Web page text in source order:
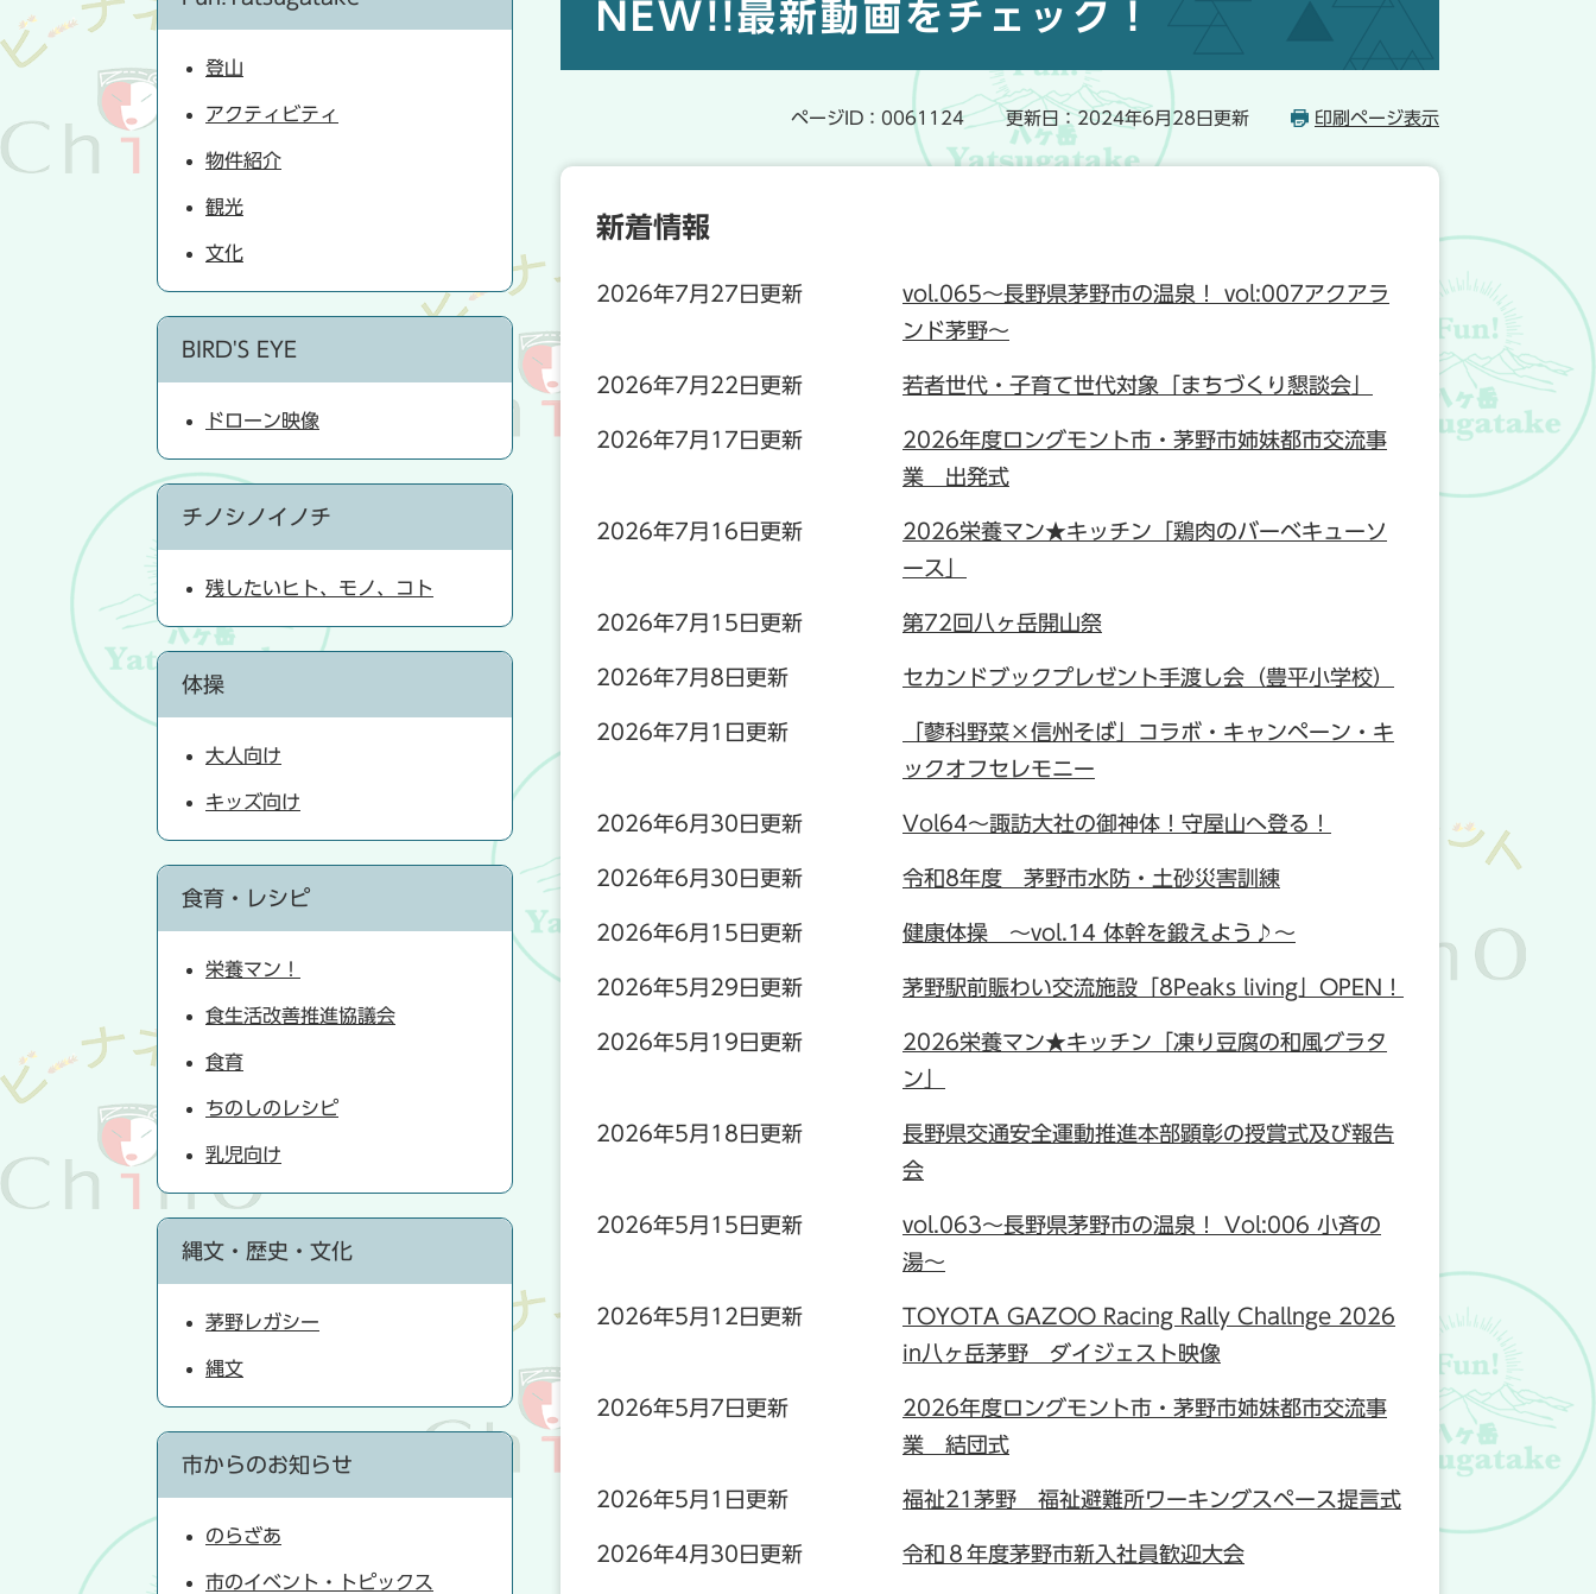
NEW!!最新動画をチェック！
ページID：0061124 更新日：2024年6月28日更新 印刷ページ表示
新着情報
2026年7月27日更新
vol.065～長野県茅野市の温泉！ vol:007アクアラ
ンド茅野～
2026年7月22日更新 若者世代・子育て世代対象「まちづくり懇談会」
2026年7月17日更新
2026年度ロングモント市・茅野市姉妹都市交流事
業 出発式
2026年7月16日更新
2026栄養マン★キッチン「鶏肉のバーベキューソ
ース」
2026年7月15日更新 第72回八ヶ岳開山祭
2026年7月8日更新 セカンドブックプレゼント手渡し会（豊平小学校）
2026年7月1日更新
「蓼科野菜×信州そば」コラボ・キャンペーン・キ
ックオフセレモニー
2026年6月30日更新 Vol64〜諏訪大社の御神体！守屋山へ登る！
2026年6月30日更新 令和8年度 茅野市水防・土砂災害訓練
2026年6月15日更新 健康体操 ～vol.14 体幹を鍛えよう♪～
2026年5月29日更新 茅野駅前賑わい交流施設「8Peaks living」OPEN！
2026年5月19日更新
2026栄養マン★キッチン「凍り豆腐の和風グラタ
ン」
2026年5月18日更新
長野県交通安全運動推進本部顕彰の授賞式及び報告
会
2026年5月15日更新
vol.063〜長野県茅野市の温泉！ Vol:006 小斉の
湯〜
2026年5月12日更新
TOYOTA GAZOO Racing Rally Challnge 2026
in八ヶ岳茅野 ダイジェスト映像
2026年5月7日更新
2026年度ロングモント市・茅野市姉妹都市交流事
業 結団式
2026年5月1日更新 福祉21茅野 福祉避難所ワーキングスペース提言式
2026年4月30日更新 令和８年度茅野市新入社員歓迎大会
登山
アクティビティ
物件紹介
観光
文化
BIRD'S EYE
ドローン映像
チノシノイノチ
残したいヒト、モノ、コト
体操
大人向け
キッズ向け
食育・レシピ
栄養マン！
食生活改善推進協議会
食育
ちのしのレシピ
乳児向け
縄文・歴史・文化
茅野レガシー
縄文
市からのお知らせ
のらざあ
市のイベント・トピックス